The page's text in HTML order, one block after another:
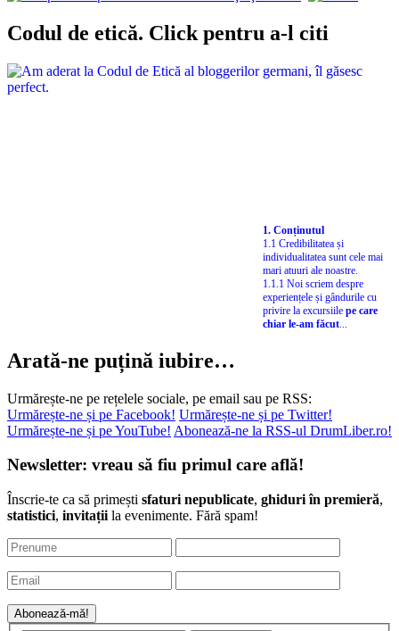
Codul de etică. Click pentru a-l citi
1. Conținutul
1.1 Credibilitatea și
individualitatea sunt cele mai
mari atuuri ale noastre.
1.1.1 Noi scriem despre
experiențele și gândurile cu
privire la excursiile pe care
chiar le-am făcut...
Arată-ne puțină iubire…
Urmărește-ne pe rețelele sociale, pe email sau pe RSS:
Urmărește-ne și pe Facebook! Urmărește-ne și pe Twitter!
Urmărește-ne și pe YouTube! Abonează-ne la RSS-ul DrumLiber.ro!
Newsletter: vreau să fiu primul care află!
Înscrie-te ca să primești sfaturi nepublicate, ghiduri în premieră,
statistici, invitații la evenimente. Fără spam!